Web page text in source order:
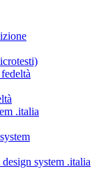
.italia
system .italia